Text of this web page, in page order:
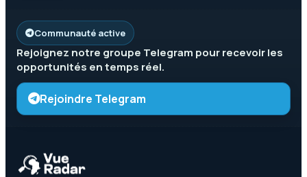
Communauté active
Rejoignez notre groupe Telegram pour recevoir les
opportunités en temps réel.
Rejoindre Telegram